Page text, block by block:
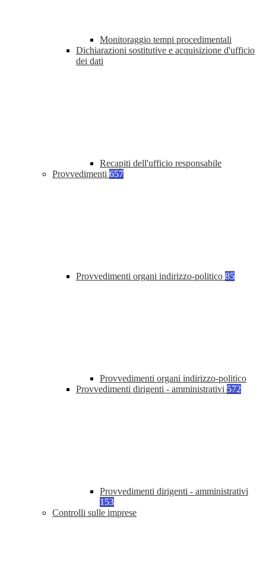
Monitoraggio tempi procedimentali
Dichiarazioni sostitutive e acquisizione d'ufficio
dei dati
Recapiti dell'ufficio responsabile
Provvedimenti 657
Provvedimenti organi indirizzo-politico 85
Provvedimenti organi indirizzo-politico
Provvedimenti dirigenti - amministrativi 572
Provvedimenti dirigenti - amministrativi
153
Controlli sulle imprese